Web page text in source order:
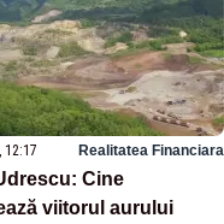
12:17 Realitatea Financiara
Cine
viitorul aurului